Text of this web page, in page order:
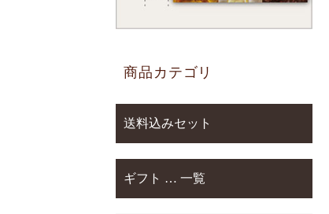
商品カテゴリ
送料込みセット
ギフト … 一覧